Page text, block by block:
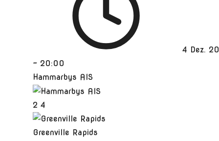
4 Dez.
- 20:00
Hammarbys AIS
24
Greenville Rapids